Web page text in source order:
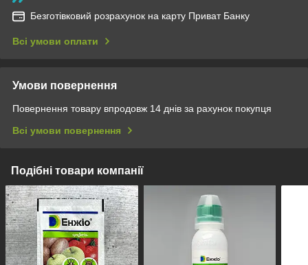
Безготівковий розрахунок на карту Приват Банку
Всі умови оплати
Умови повернення
Повернення товару впродовж 14 днів за рахунок покупця
Всі умови повернення
Подібні товари компанії